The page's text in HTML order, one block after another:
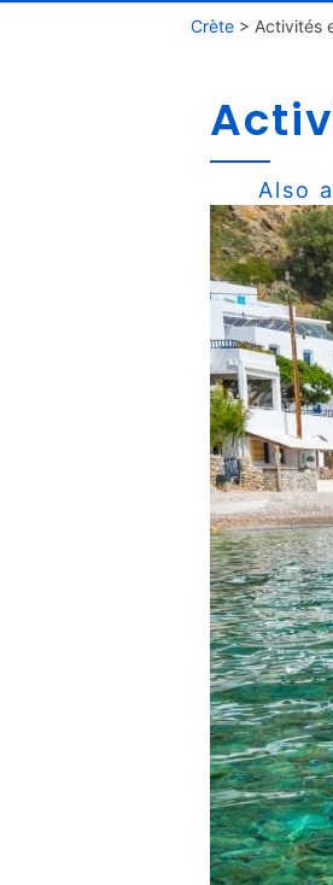
Crète > Activités
Also